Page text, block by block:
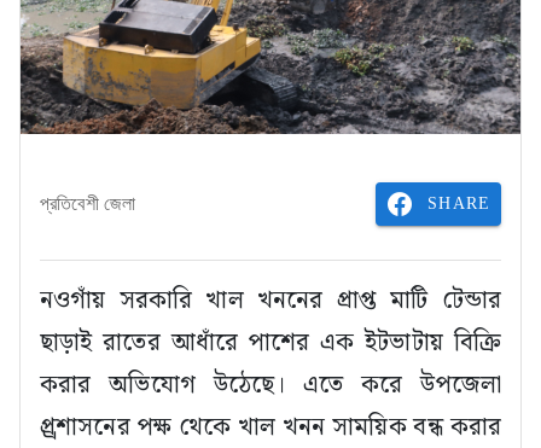
প্রতিবেশী জেলা SHARE
নওগাঁয় সরকারি খাল খননের প্রাপ্ত মাটি টেন্ডার
ছাড়াই রাতের আধাঁরে পাশের এক ইটভাটায় বিক্রি
করার অভিযোগ উঠেছে। এতে করে উপজেলা
প্র্রশাসনের পক্ষ থেকে খাল খনন সাময়িক বন্ধ করার